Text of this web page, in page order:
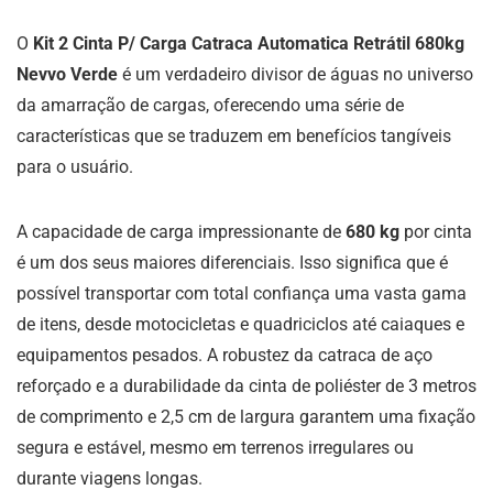
O Kit 2 Cinta P/ Carga Catraca Automatica Retrátil 680kg
Nevvo Verde é um verdadeiro divisor de águas no universo
da amarração de cargas, oferecendo uma série de
características que se traduzem em benefícios tangíveis
para o usuário.
A capacidade de carga impressionante de 680 kg por cinta
é um dos seus maiores diferenciais. Isso significa que é
possível transportar com total confiança uma vasta gama
de itens, desde motocicletas e quadriciclos até caiaques e
equipamentos pesados. A robustez da catraca de aço
reforçado e a durabilidade da cinta de poliéster de 3 metros
de comprimento e 2,5 cm de largura garantem uma fixação
segura e estável, mesmo em terrenos irregulares ou
durante viagens longas.